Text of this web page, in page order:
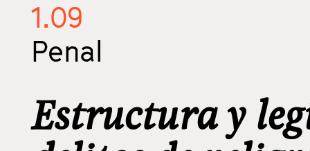
1.09
Penal
Estructura y